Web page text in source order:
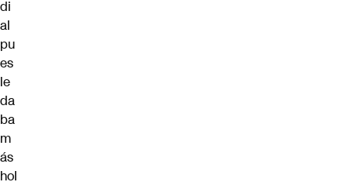
di
al
pu
es
le
da
ba
m
ás
hol